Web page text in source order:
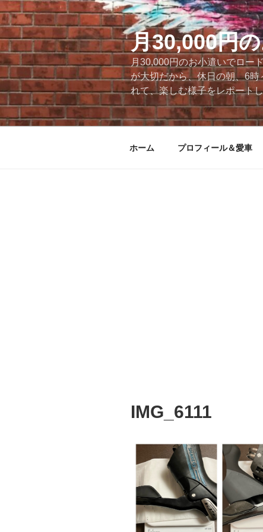
ン
テ
ン
ツ
へ
ス
キ
ッ
月30,000円
月30,000円のお小遣いでロー
が大切だから、休日の朝、6
れて、楽しむ様子をレポート
ホーム プロフィール＆愛車
IMG_6111